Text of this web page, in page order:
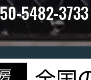
5482-3733